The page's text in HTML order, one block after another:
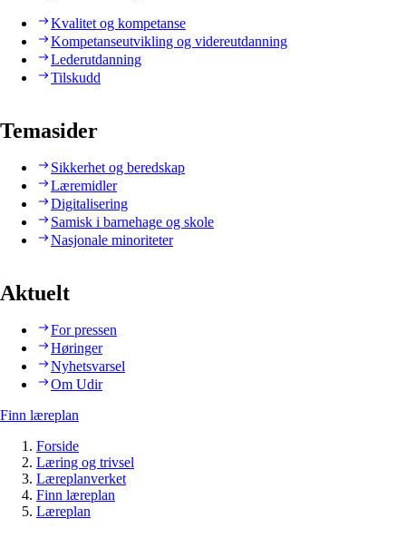
Kvalitet og kompetanse
Kompetanseutvikling og videreutdanning
Lederutdanning
Tilskudd
Temasider
Sikkerhet og beredskap
Læremidler
Digitalisering
Samisk i barnehage og skole
Nasjonale minoriteter
Aktuelt
For pressen
Høringer
Nyhetsvarsel
Om Udir
Finn læreplan
Forside
Læring og trivsel
Læreplanverket
Finn læreplan
Læreplan